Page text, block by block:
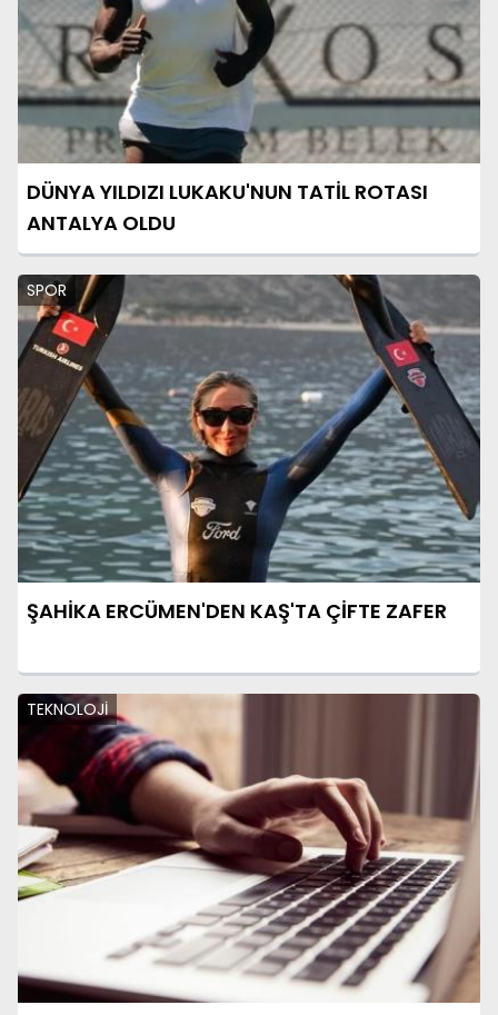
DÜNYA YILDIZI LUKAKU'NUN TATİL ROTASI
ANTALYA OLDU
SPOR
ŞAHİKA ERCÜMEN'DEN KAŞ'TA ÇİFTE ZAFER
TEKNOLOJİ